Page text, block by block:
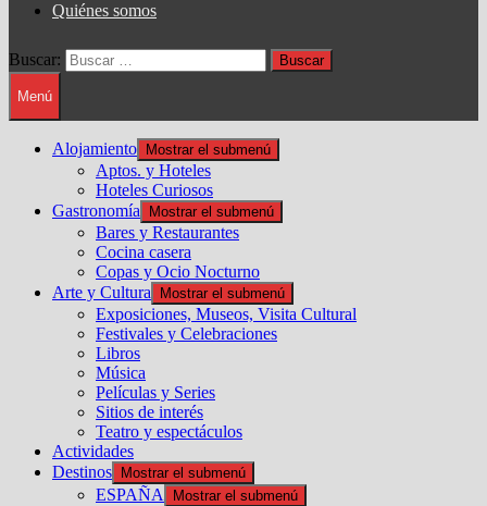
Quiénes somos
Buscar:
Menú
Alojamiento Mostrar el submenú
Aptos. y Hoteles
Hoteles Curiosos
Gastronomía
Mostrar el submenú
Bares y Restaurantes
Cocina casera
Copas y Ocio Nocturno
Arte y Cultura
Mostrar el submenú
Exposiciones, Museos, Visita Cultural
Festivales y Celebraciones
Libros
Música
Películas y Series
Sitios de interés
Teatro y espectáculos
Actividades
Destinos
Mostrar el submenú
ESPAÑA Mostrar el submenú